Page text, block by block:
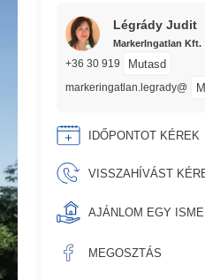
Légrády Judit
MarkerIngatlan Kft.
+36 30 919 Mutasd
markeringatlan.legrady@
IDŐPONTOT KÉREK
VISSZAHÍVÁST
AJÁNLOM EGY
MEGOSZTÁS